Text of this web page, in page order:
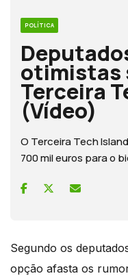
POLÍTICA
otimistas
Terceira
(Vídeo)
O Terceira Tech
700 mil euros para o
Segundo os
opção afasta os